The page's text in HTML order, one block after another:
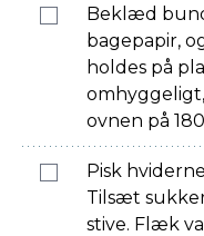
Beklæd
bagepapir,
holdes på
ovnen på
Pisk
Tilsæt
stive. Flæk